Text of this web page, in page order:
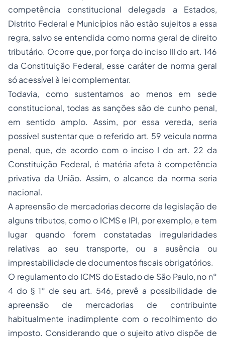
competência constitucional delegada a Estados,
Distrito Federal e Municípios não estão sujeitos a essa
regra, salvo se entendida como norma geral de direito
tributário. Ocorre que, por força do inciso III do art. 146
da Constituição Federal, esse caráter de norma geral
só acessível à lei complementar.
Todavia, como sustentamos ao menos em sede
constitucional, todas as sanções são de cunho penal,
em sentido amplo. Assim, por essa vereda, seria
possível sustentar que o referido art. 59 veicula norma
penal, que, de acordo com o inciso I do art. 22 da
Constituição Federal, é matéria afeta à competência
privativa da União. Assim, o alcance da norma seria
nacional.
A apreensão de mercadorias decorre da legislação de
alguns tributos, como o ICMS e IPI, por exemplo, e tem
lugar quando forem constatadas irregularidades
relativas ao seu transporte, ou a ausência ou
imprestabilidade de documentos fiscais obrigatórios.
O regulamento do ICMS do Estado de São Paulo, no n°
4 do § 1° de seu art. 546, prevê a possibilidade de
apreensão de mercadorias de contribuinte
habitualmente inadimplente com o recolhimento do
imposto. Considerando que o sujeito ativo dispõe de